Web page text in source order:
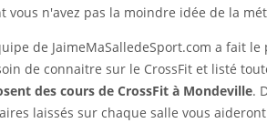
vous n'avez pas la moindre idée de la
de JaimeMaSalledeSport.com a fait
de connaitre sur le CrossFit et listé
des cours de CrossFit à Mondeville.
laissés sur chaque salle vous